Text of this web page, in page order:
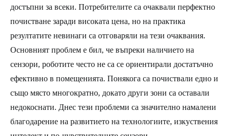
достъпни за всеки. Потребителите са очаквали перфектно
почистване заради високата цена, но на практика
резултатите невинаги са отговаряли на тези очаквания.
Основният проблем е бил, че въпреки наличието на
сензори, роботите често не са се ориентирали достатъчно
ефективно в помещенията. Понякога са почиствали едно и
също място многократно, докато други зони са оставали
недокоснати. Днес тези проблеми са значително намалени
благодарение на развитието на технологиите, изкуствения